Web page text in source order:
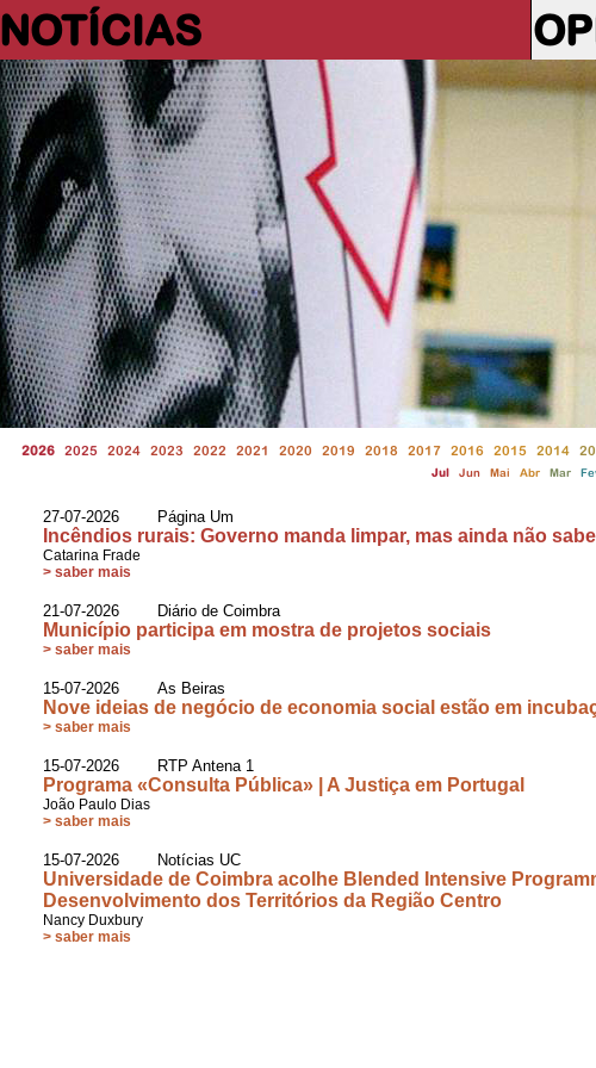
NOTÍCIAS
2026 2025 2024 2023 2022 2021 2020 2019 2018 2017 2016 2015 2014
Jul Jun Mai Abr Mar
27-07-2026 Página Um
Incêndios rurais: Governo manda limpar, mas ainda não
Catarina Frade
> saber mais
21-07-2026 Diário de Coimbra
Município participa em mostra de projetos sociais
> saber mais
15-07-2026 As Beiras
Nove ideias de negócio de economia social estão em
> saber mais
15-07-2026 RTP Antena 1
Programa «Consulta Pública» | A Justiça em Portugal
João Paulo Dias
> saber mais
15-07-2026 Notícias UC
Universidade de Coimbra acolhe Blended Intensive
Desenvolvimento dos Territórios da Região Centro
Nancy Duxbury
> saber mais